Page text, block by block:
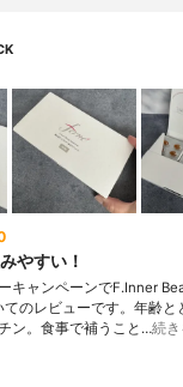
やすい！
キャンペーンでF.Inner
のレビューです。年齢と
ン。食事で補うこと…続き